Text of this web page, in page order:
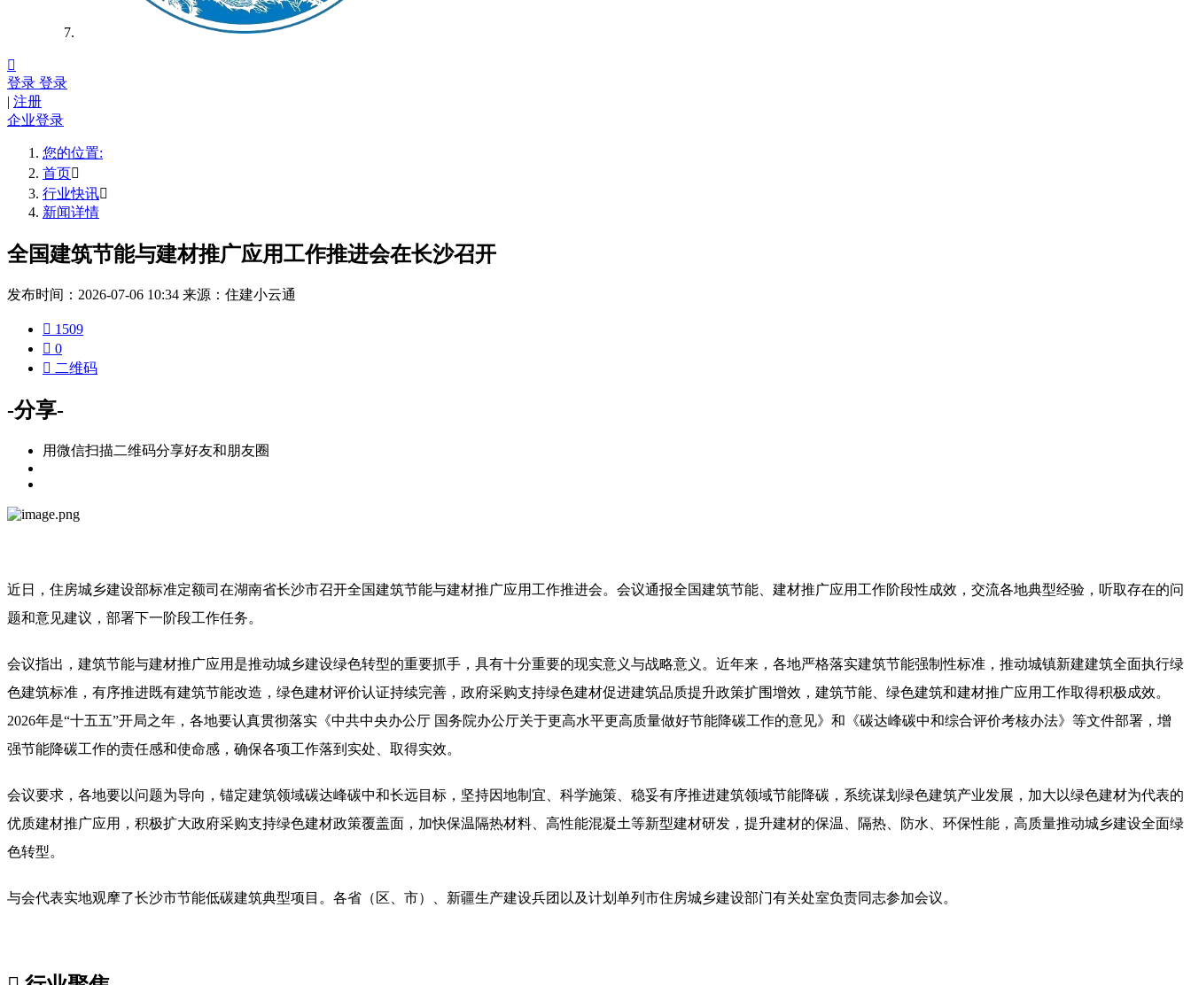

登录 登录
| 注册
企业登录
您的位置:
首页
行业快讯
新闻详情
全国建筑节能与建材推广应用工作推进会在长沙召开
发布时间：2026-07-06 10:34 来源：住建小云通
 1509
 0
 二维码
-分享-
用微信扫描二维码分享好友和朋友圈
近日，住房城乡建设部标准定额司在湖南省长沙市召开全国建筑节能与建材推广应用工作推进会。会议通报全国建筑节能、建材推广应用工作阶段性成效，交流各地典型经验，听取存在的问
题和意见建议，部署下一阶段工作任务。
会议指出，建筑节能与建材推广应用是推动城乡建设绿色转型的重要抓手，具有十分重要的现实意义与战略意义。近年来，各地严格落实建筑节能强制性标准，推动城镇新建建筑全面执行绿
色建筑标准，有序推进既有建筑节能改造，绿色建材评价认证持续完善，政府采购支持绿色建材促进建筑品质提升政策扩围增效，建筑节能、绿色建筑和建材推广应用工作取得积极成效。
2026年是“十五五”开局之年，各地要认真贯彻落实《中共中央办公厅 国务院办公厅关于更高水平更高质量做好节能降碳工作的意见》和《碳达峰碳中和综合评价考核办法》等文件部署，增
强节能降碳工作的责任感和使命感，确保各项工作落到实处、取得实效。
会议要求，各地要以问题为导向，锚定建筑领域碳达峰碳中和长远目标，坚持因地制宜、科学施策、稳妥有序推进建筑领域节能降碳，系统谋划绿色建筑产业发展，加大以绿色建材为代表的
优质建材推广应用，积极扩大政府采购支持绿色建材政策覆盖面，加快保温隔热材料、高性能混凝土等新型建材研发，提升建材的保温、隔热、防水、环保性能，高质量推动城乡建设全面绿
色转型。
与会代表实地观摩了长沙市节能低碳建筑典型项目。各省（区、市）、新疆生产建设兵团以及计划单列市住房城乡建设部门有关处室负责同志参加会议。